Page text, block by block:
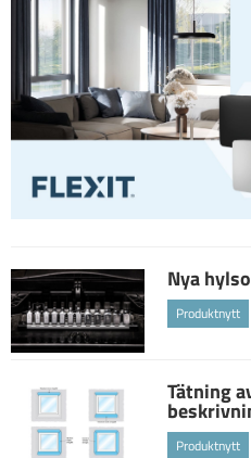
Nya
Produktnytt
Tätning
Produktnytt